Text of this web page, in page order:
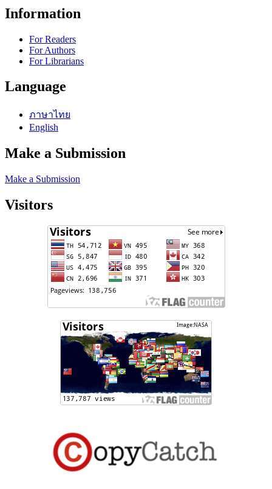
Information
For Readers
For Authors
For Librarians
Language
ภาษาไทย
English
Make a Submission
Make a Submission
Visitors